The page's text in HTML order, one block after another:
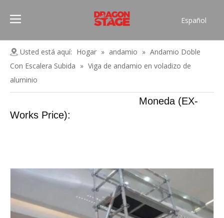
Español
Pусский
Français
简体中文
English
Usted está aquí: Hogar » andamio » Andamio Doble
Con Escalera Subida » Viga de andamio en voladizo de
aluminio
Moneda (EX-
Works Price):